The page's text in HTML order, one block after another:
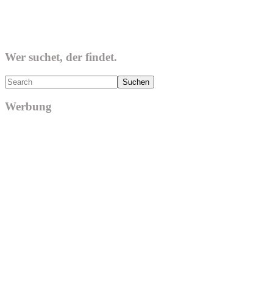
Wer suchet, der findet.
Search
Werbung